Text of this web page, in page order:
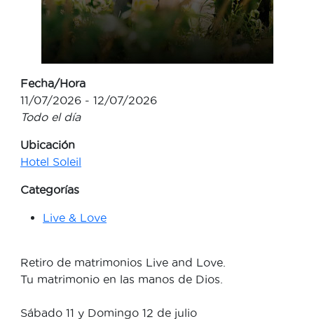
Fecha/Hora
11/07/2026 - 12/07/2026
Todo el día
Ubicación
Hotel Soleil
Categorías
Live & Love
Retiro de matrimonios Live and Love.
Tu matrimonio en las manos de Dios.
Sábado 11 y Domingo 12 de julio